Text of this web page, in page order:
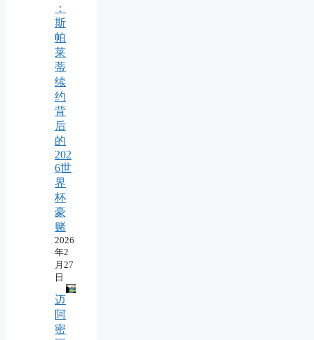
：
斯
帕
莱
蒂
续
约
背
后
的
202
6世
界
杯
豪
赌
2026
年2
月27
日
迈
阿
密